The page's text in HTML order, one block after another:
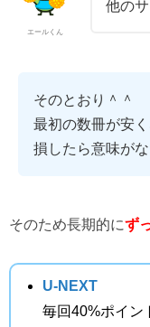
エールくん
他の
そのとおり＾＾
最初の数冊が安
損したら意味が
そのため長期的にず
U-NEXT
毎回40%ポイン